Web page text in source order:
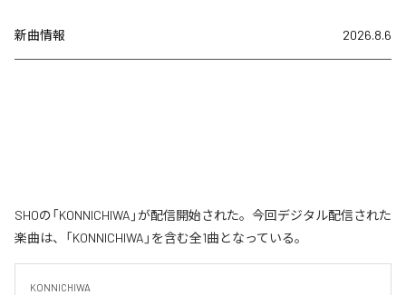
新曲情報 2026.8.6
SHOの「KONNICHIWA」が配信開始された。今回デジタル配信された
楽曲は、「KONNICHIWA」を含む全1曲となっている。
KONNICHIWA